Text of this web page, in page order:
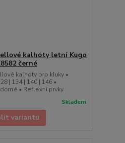
kalhoty letní Kugo
černé
kalhoty pro kluky •
| 134 | 140 | 146 •
• Reflexní prvky
Skladem
variantu